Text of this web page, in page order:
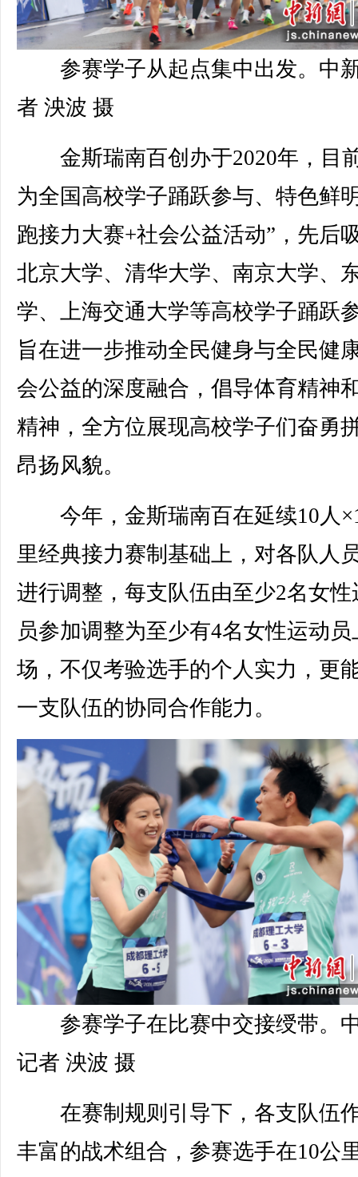
参赛学子从起点集中出发。中
者 泱波 摄
金斯瑞南百创办于2020年，目
为全国高校学子踊跃参与、特色鲜
跑接力大赛+社会公益活动”，先后
北京大学、清华大学、南京大学、
学、上海交通大学等高校学子踊跃
旨在进一步推动全民健身与全民健
会公益的深度融合，倡导体育精神
精神，全方位展现高校学子们奋勇
昂扬风貌。
今年，金斯瑞南百在延续10人
里经典接力赛制基础上，对各队人
进行调整，每支队伍由至少2名女性
员参加调整为至少有4名女性运动员
场，不仅考验选手的个人实力，更
一支队伍的协同合作能力。
参赛学子在比赛中交接绶带。
记者 泱波 摄
在赛制规则引导下，各支队伍
丰富的战术组合，参赛选手在10公